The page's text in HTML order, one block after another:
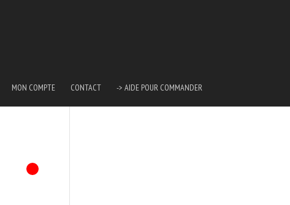
MON COMPTE CONTACT -> AIDE POUR COMMANDER